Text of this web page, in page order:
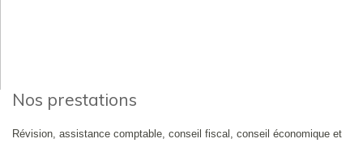
Nos prestations
Révision, assistance comptable, conseil fiscal, conseil économique et